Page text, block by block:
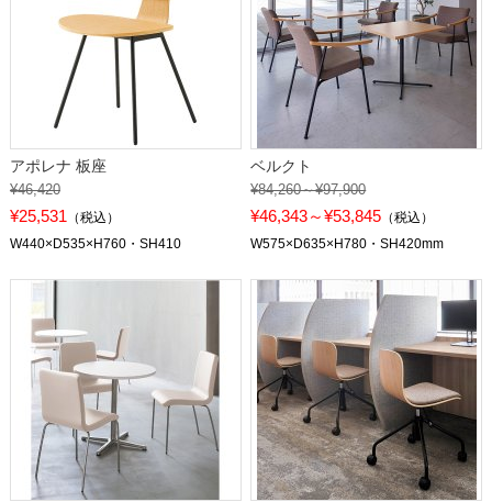
アポレナ 板座
¥46,420
¥25,531（税込）
W440×D535×H760・SH410
ベルクト
¥84,260～¥97,900
¥46,343～¥53,845 （税込）
W575×D635×H780・SH420mm